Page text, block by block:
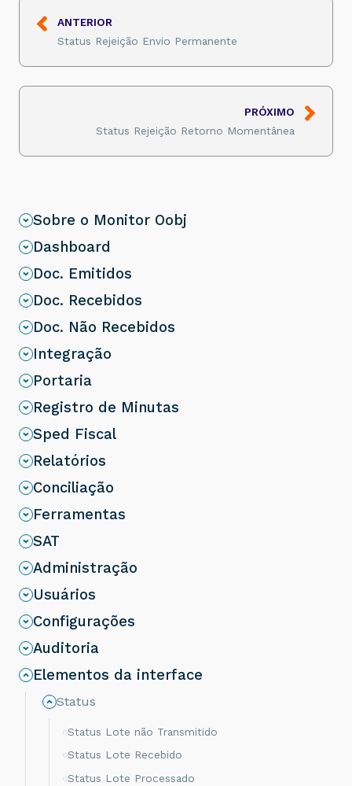
ANTERIOR
Status Rejeição Envio Permanente
PRÓXIMO
Status Rejeição Retorno Momentânea
Sobre o Monitor Oobj
Dashboard
Doc. Emitidos
Doc. Recebidos
Doc. Não Recebidos
Integração
Portaria
Registro de Minutas
Sped Fiscal
Relatórios
Conciliação
Ferramentas
SAT
Administração
Usuários
Configurações
Auditoria
Elementos da interface
Status
Status Lote não Transmitido
Status Lote Recebido
Status Lote Processado